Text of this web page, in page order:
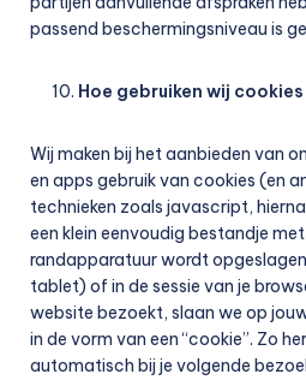
passend beschermingsniveau is
Hoe gebruiken wij cookies
Wij maken bij het aanbieden van
en apps gebruik van cookies (en
technieken zoals javascript,
een klein eenvoudig bestandje
randapparatuur wordt
tablet) of in de sessie van je
website bezoekt, slaan we op
in de vorm van een “cookie”. Zo
automatisch bij je volgende